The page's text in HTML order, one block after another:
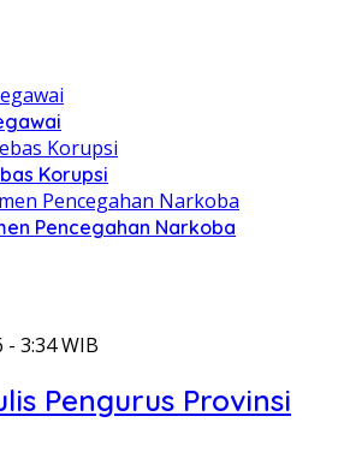
Korupsi
Pencegahan Narkoba
3:34 WIB
Pengurus Provinsi